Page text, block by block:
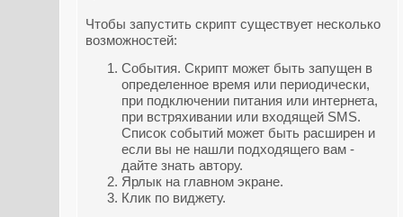
Чтобы запустить скрипт существует несколько
возможностей:
События. Скрипт может быть запущен в
определенное время или периодически,
при подключении питания или интернета,
при встряхивании или входящей SMS.
Список событий может быть расширен и
если вы не нашли подходящего вам -
дайте знать автору.
Ярлык на главном экране.
Клик по виджету.